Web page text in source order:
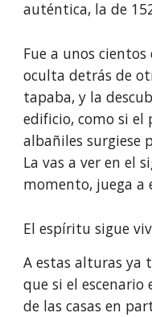
auténtica, la de
Fue a unos
oculta detrás de
tapaba, y la
edificio, como si
albañiles surgiese
La vas a ver en el
momento, juega a
El espíritu sigue
A estas alturas ya
que si el escenario
de las casas en